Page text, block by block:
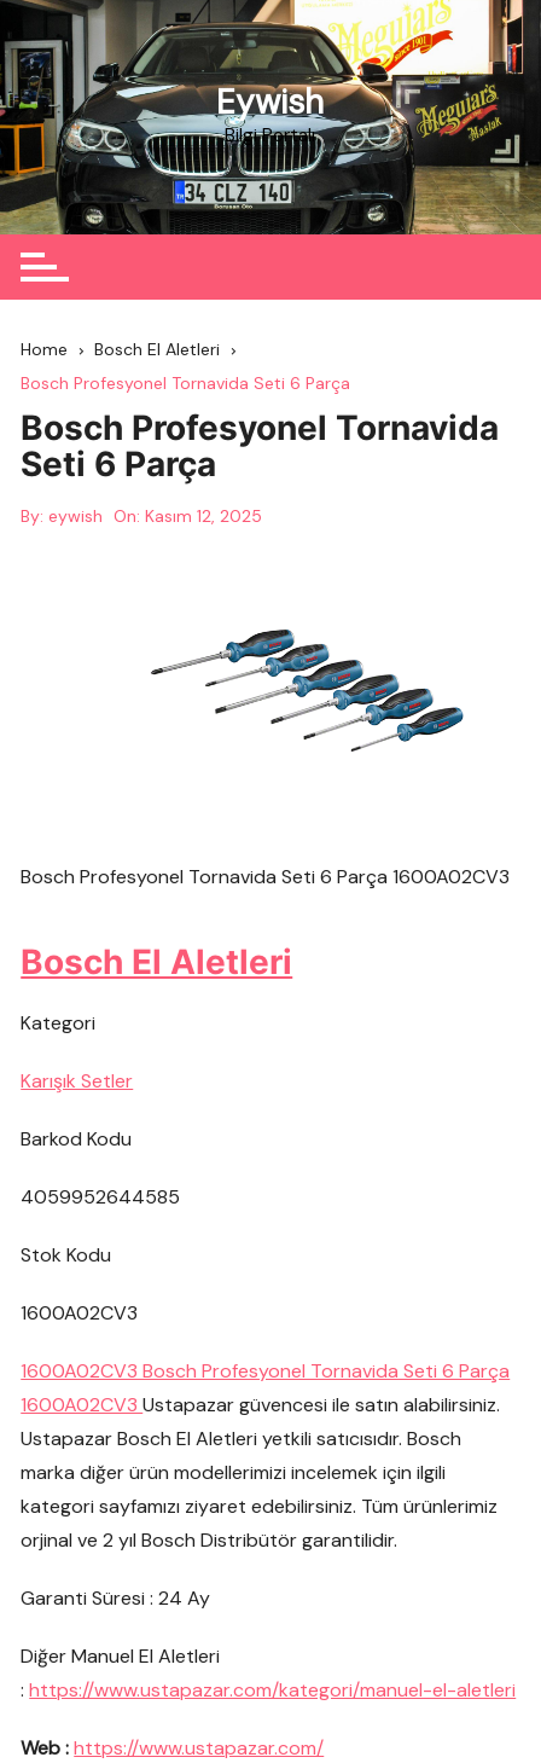
Skip
to
content
Eywish
Bilgi Portalı
Home
Bosch El Aletleri
Bosch Profesyonel Tornavida Seti 6 Parça
Bosch Profesyonel Tornavida
Seti 6 Parça
By: eywish On:Kasım 12, 2025
Bosch Profesyonel Tornavida Seti 6 Parça 1600A02CV3
Bosch El Aletleri
Kategori
Karışık Setler
Barkod Kodu
4059952644585
Stok Kodu
1600A02CV3
1600A02CV3 Bosch Profesyonel Tornavida Seti 6 Parça
1600A02CV3Ustapazar güvencesi ile satın alabilirsiniz.
Ustapazar Bosch El Aletleri yetkili satıcısıdır. Bosch
marka diğer ürün modellerimizi incelemek için ilgili
kategori sayfamızı ziyaret edebilirsiniz. Tüm ürünlerimiz
orjinal ve 2 yıl Bosch Distribütör garantilidir.
Garanti Süresi : 24 Ay
Diğer Manuel El Aletleri
:https://www.ustapazar.com/kategori/manuel-el-aletleri
Web : https://www.ustapazar.com/